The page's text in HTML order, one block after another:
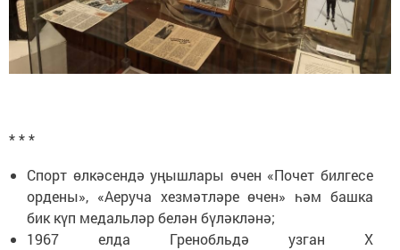
* * *
Спорт өлкәсендә уңышлары өчен «Почет билгесе
ордены», «Аеруча хезмәтләре өчен» һәм башка
бик күп медальләр белән бүләкләнә;
1967 елда Гренобльдә узган X